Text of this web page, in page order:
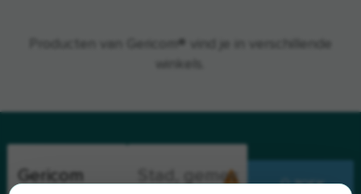
Producten van Gericom® vind je in verschillende
ZOEK